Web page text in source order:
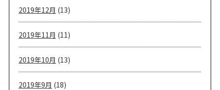
2019年12月 (13)
2019年11月 (11)
2019年10月 (13)
2019年9月 (18)